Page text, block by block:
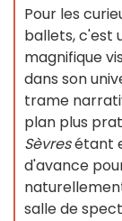
Pour les
ballets, c'est
magnifique
dans son
trame
plan plus
Sèvresétant
d'avance
salle de